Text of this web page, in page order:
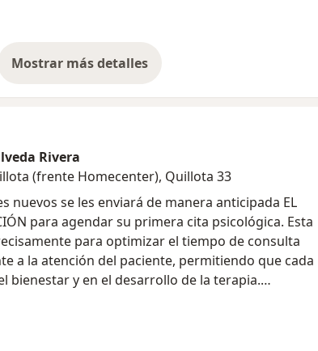
Mostrar más detalles
sobre la experiencia
Rivera
(frente Homecenter), Quillota 33
nuevos se les enviará de manera anticipada EL
para agendar su primera cita psicológica. Esta
para optimizar el tiempo de consulta
a la atención del paciente, permitiendo que cada
bienestar y en el desarrollo de la terapia.
que a traves de la aplicación doctoralia.cl
celular personal, así pueda agendar nueva cita,